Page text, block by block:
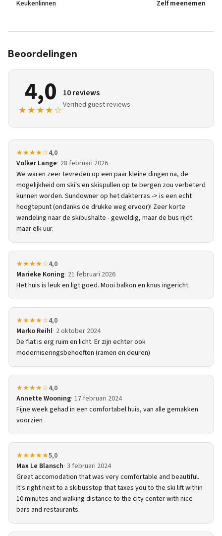
Keukenlinnen Zelf meenemen
Beoordelingen
4,0
★★★★☆
10 reviews
Verified guest reviews
★★★★☆4,0
Volker Lange 28 februari 2026
We waren zeer tevreden op een paar kleine dingen na, de
mogelijkheid om ski's en skispullen op te bergen zou verbeterd
kunnen worden. Sundowner op het dakterras -> is een echt
hoogtepunt (ondanks de drukke weg ervoor)! Zeer korte
wandeling naar de skibushalte - geweldig, maar de bus rijdt
maar elk uur.
★★★★☆4,0
Marieke Koning 21 februari 2026
Het huis is leuk en ligt goed. Mooi balkon en knus ingericht.
★★★★☆4,0
Marko Reihl 2 oktober 2024
De flat is erg ruim en licht. Er zijn echter ook
moderniseringsbehoeften (ramen en deuren)
★★★★☆4,0
Annette Wooning 17 februari 2024
Fijne week gehad in een comfortabel huis, van alle gemakken
voorzien
★★★★★5,0
Max Le Blansch 3 februari 2024
Great accomodation that was very comfortable and beautiful.
It's right next to a skibusstop that taxes you to the ski lift within
10 minutes and walking distance to the city center with nice
bars and restaurants.